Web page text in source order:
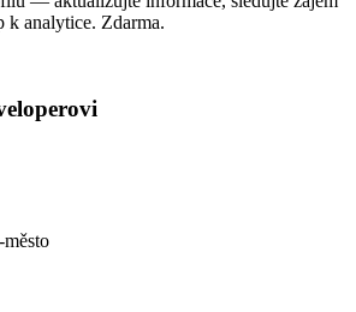
k analytice. Zdarma.